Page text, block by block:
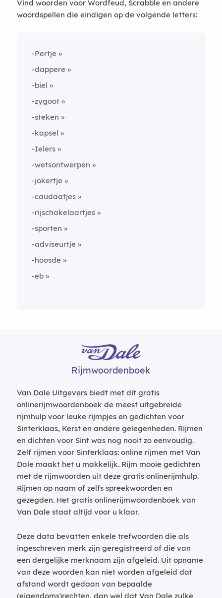
Vind woorden voor Wordfeud, Scrabble en andere
woordspellen die eindigen op de volgende letters:
-Pertje
-dappere
-biel
-zygoot
-steken
-kapsel
-Ielers
-wetsontwerpen
-jokertje
-caudaatjes
-rijschakelaartjes
-sporten
-adviseurtje
-hoosde
-eb
Rijmwoordenboek
Van Dale Uitgevers biedt met dit gratis
onlinerijmwoordenboek de meest uitgebreide
rijmhulp voor leuke rijmpjes en gedichten voor
Sinterklaas, Kerst en andere gelegenheden. Rijmen
en dichten voor Sint was nog nooit zo eenvoudig.
Zelf rijmen voor Sinterklaas: online rijmen met Van
Dale maakt het u makkelijk. Rijm mooie gedichten
met de rijmwoorden uit deze gratis onlinerijmhulp.
Rijmen op naam of zelfs spreekwoorden en
gezegden. Het gratis onlinerijmwoordenboek van
Van Dale staat altijd voor u klaar.
Deze data bevatten enkele trefwoorden die als
ingeschreven merk zijn geregistreerd of die van
een dergelijke merknaam zijn afgeleid. Uit opname
van deze woorden kan niet worden afgeleid dat
afstand wordt gedaan van bepaalde
(eigendoms)rechten, dan wel dat Van Dale zulke